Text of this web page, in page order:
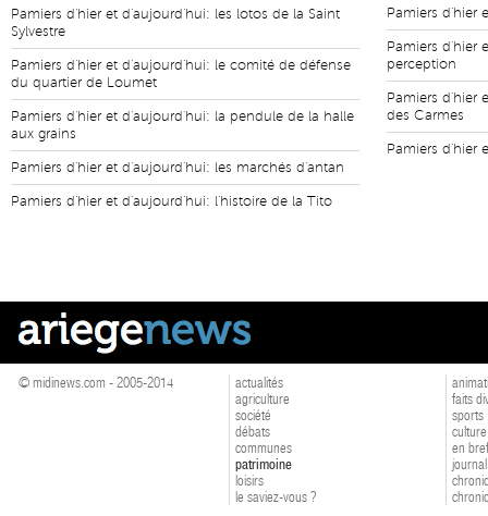
Pamiers d'hier et d'aujourd'hui: les lotos de la Saint
Sylvestre
Pamiers d'hier et d'aujourd'hui: le comité de défense
du quartier de Loumet
Pamiers d'hier et d'aujourd'hui: la pendule de la halle
aux grains
Pamiers d'hier et d'aujourd'hui: les marchés d'antan
Pamiers d'hier et d'aujourd'hui: l'histoire de la Tito
Pamiers d'hier
Pamiers d'hier
perception
Pamiers d'hier
des Carmes
Pamiers d'hier
© midinews.com - 2005-2014
actualités
agriculture
société
débats
communes
patrimoine
loisirs
le saviez-vous ?
faits
sports
culture
en bref